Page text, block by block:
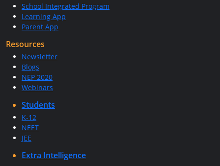
School Integrated Program
Learning App
Parent App
Resources
Newsletter
Blogs
NEP 2020
Webinars
Students
K-12
NEET
JEE
Extra Intelligence